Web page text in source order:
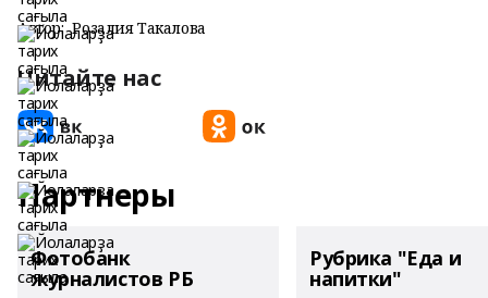
Автор: Розалия Такалова
Читайте нас
Партнеры
Фотобанк
журналистов РБ
Рубрика "Еда и
напитки"